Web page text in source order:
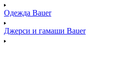
Одежда Bauer
Джерси и гамаши Bauer